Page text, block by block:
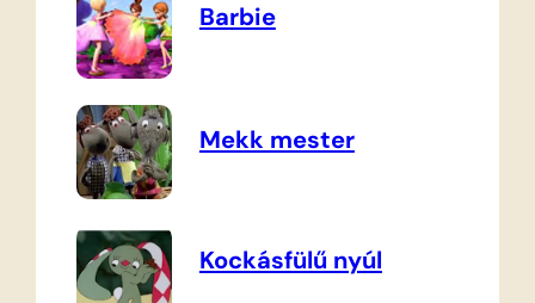
Barbie
Mekk mester
Kockásfülű nyúl